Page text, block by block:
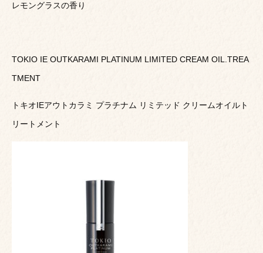
レモングラスの香り
TOKIO IE OUTKARAMI PLATINUM LIMITED CREAM OIL.TREA
TMENT
トキオIEアウトカラミ プラチナム リミテッド クリームオイルト
リートメント